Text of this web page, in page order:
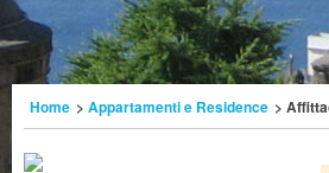
Home > Appartamenti e Residence >